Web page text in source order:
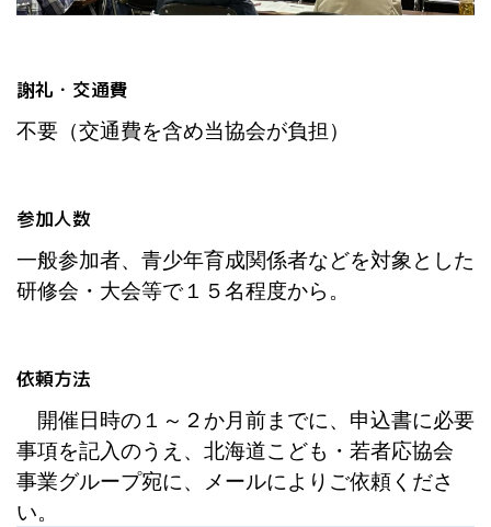
謝礼・交通費
不要（交通費を含め当協会が負担）
参加人数
一般参加者、青少年育成関係者などを対象とした
研修会・大会等で１５名程度から。
依頼方法
開催日時の１～２か月前までに、申込書に必要
事項を記入のうえ、北海道こども・若者応協会
事業グループ宛に、メールによりご依頼くださ
い。